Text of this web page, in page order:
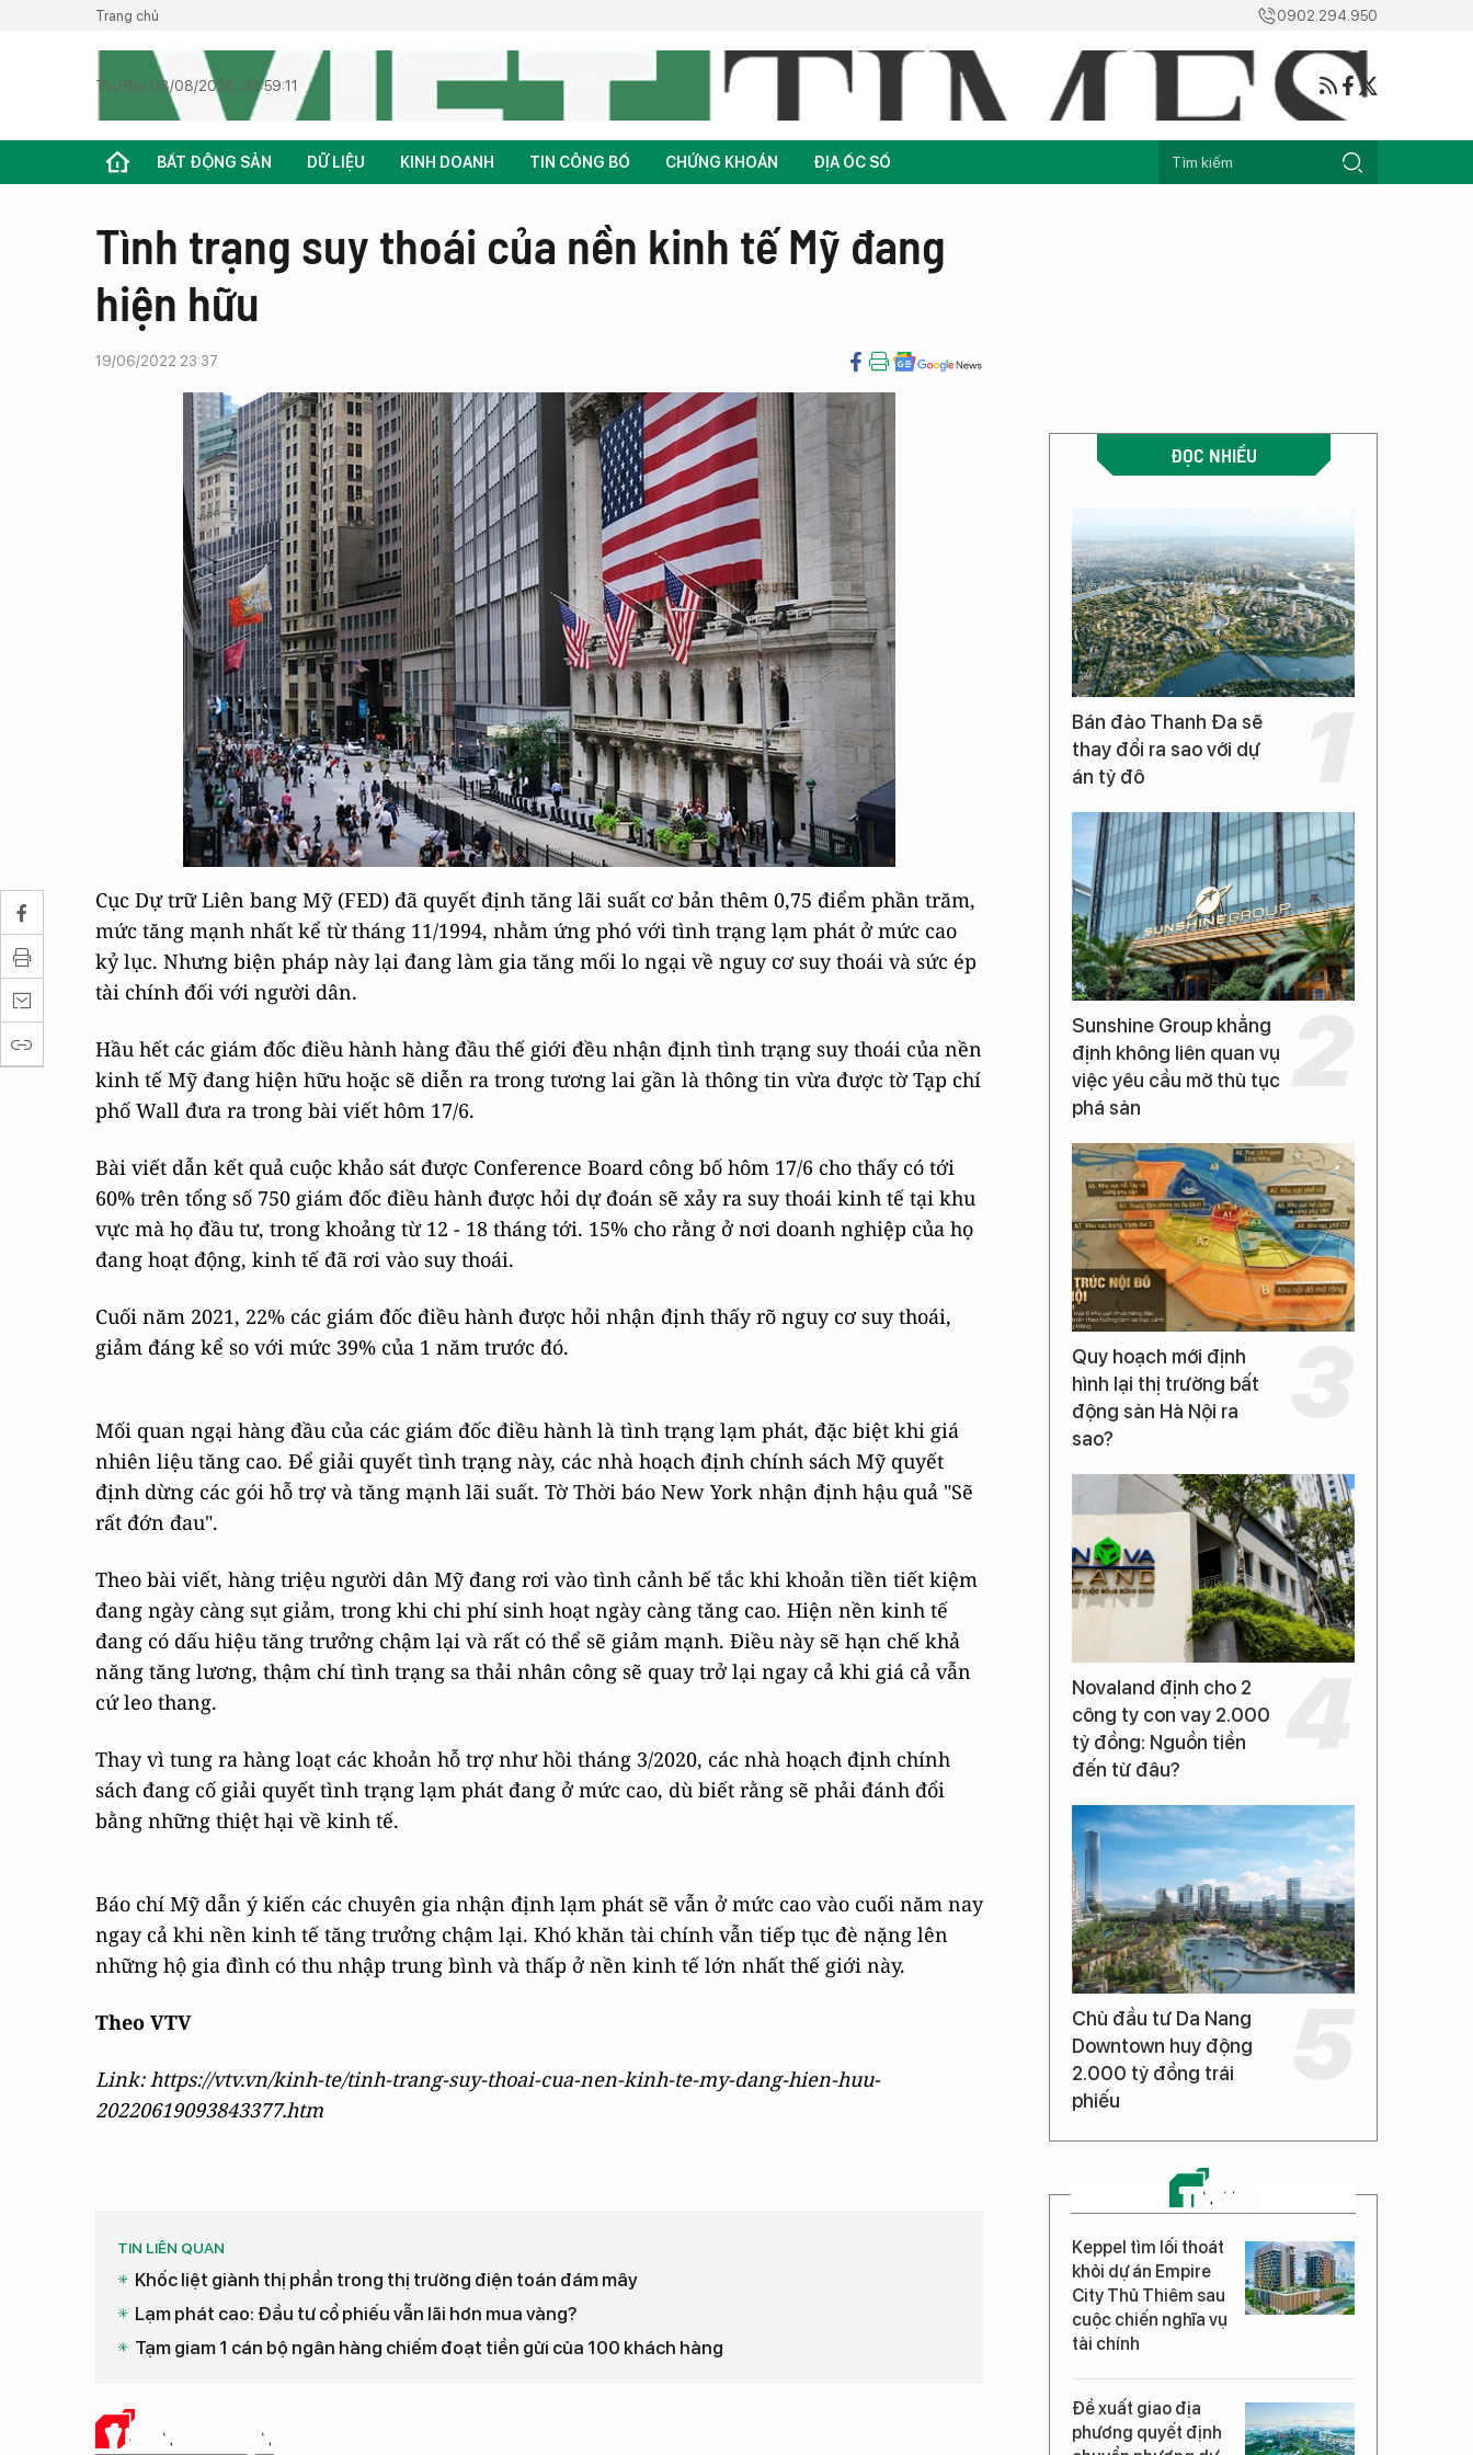
Trang chủ 0902.294.950
Thứ Bảy, 08/08/2026, 00:59:11
BẤT ĐỘNG SẢN DỮ LIỆU KINH DOANH TIN CÔNG BỐ CHỨNG KHOÁN ĐỊA ỐC SỐ
Tình trạng suy thoái của nền kinh tế Mỹ đang
hiện hữu
19/06/2022 23:37
Cục Dự trữ Liên bang Mỹ (FED) đã quyết định tăng lãi suất cơ bản thêm 0,75 điểm phần trăm,
mức tăng mạnh nhất kể từ tháng 11/1994, nhằm ứng phó với tình trạng lạm phát ở mức cao
kỷ lục. Nhưng biện pháp này lại đang làm gia tăng mối lo ngại về nguy cơ suy thoái và sức ép
tài chính đối với người dân.
Hầu hết các giám đốc điều hành hàng đầu thế giới đều nhận định tình trạng suy thoái của nền
kinh tế Mỹ đang hiện hữu hoặc sẽ diễn ra trong tương lai gần là thông tin vừa được tờ Tạp chí
phố Wall đưa ra trong bài viết hôm 17/6.
Bài viết dẫn kết quả cuộc khảo sát được Conference Board công bố hôm 17/6 cho thấy có tới
60% trên tổng số 750 giám đốc điều hành được hỏi dự đoán sẽ xảy ra suy thoái kinh tế tại khu
vực mà họ đầu tư, trong khoảng từ 12 - 18 tháng tới. 15% cho rằng ở nơi doanh nghiệp của họ
đang hoạt động, kinh tế đã rơi vào suy thoái.
Cuối năm 2021, 22% các giám đốc điều hành được hỏi nhận định thấy rõ nguy cơ suy thoái,
giảm đáng kể so với mức 39% của 1 năm trước đó.
Mối quan ngại hàng đầu của các giám đốc điều hành là tình trạng lạm phát, đặc biệt khi giá
nhiên liệu tăng cao. Để giải quyết tình trạng này, các nhà hoạch định chính sách Mỹ quyết
định dừng các gói hỗ trợ và tăng mạnh lãi suất. Tờ Thời báo New York nhận định hậu quả "Sẽ
rất đớn đau".
Theo bài viết, hàng triệu người dân Mỹ đang rơi vào tình cảnh bế tắc khi khoản tiền tiết kiệm
đang ngày càng sụt giảm, trong khi chi phí sinh hoạt ngày càng tăng cao. Hiện nền kinh tế
đang có dấu hiệu tăng trưởng chậm lại và rất có thể sẽ giảm mạnh. Điều này sẽ hạn chế khả
năng tăng lương, thậm chí tình trạng sa thải nhân công sẽ quay trở lại ngay cả khi giá cả vẫn
cứ leo thang.
Thay vì tung ra hàng loạt các khoản hỗ trợ như hồi tháng 3/2020, các nhà hoạch định chính
sách đang cố giải quyết tình trạng lạm phát đang ở mức cao, dù biết rằng sẽ phải đánh đổi
bằng những thiệt hại về kinh tế.
Báo chí Mỹ dẫn ý kiến các chuyên gia nhận định lạm phát sẽ vẫn ở mức cao vào cuối năm nay
ngay cả khi nền kinh tế tăng trưởng chậm lại. Khó khăn tài chính vẫn tiếp tục đè nặng lên
những hộ gia đình có thu nhập trung bình và thấp ở nền kinh tế lớn nhất thế giới này.
Theo VTV
Link: https://vtv.vn/kinh-te/tinh-trang-suy-thoai-cua-nen-kinh-te-my-dang-hien-huu-
20220619093843377.htm
TIN LIÊN QUAN
Khốc liệt giành thị phần trong thị trường điện toán đám mây
Lạm phát cao: Đầu tư cổ phiếu vẫn lãi hơn mua vàng?
Tạm giam 1 cán bộ ngân hàng chiếm đoạt tiền gửi của 100 khách hàng
Ý KIẾN CỦA BẠN
ĐỌC NHIỀU
Bán đảo Thanh Đa sẽ
thay đổi ra sao với dự
án tỷ đô
Sunshine Group khẳng
định không liên quan vụ
việc yêu cầu mở thủ tục
phá sản
Quy hoạch mới định
hình lại thị trường bất
động sản Hà Nội ra
sao?
Novaland định cho 2
công ty con vay 2.000
tỷ đồng: Nguồn tiền
đến từ đâu?
Chủ đầu tư Da Nang
Downtown huy động
2.000 tỷ đồng trái
phiếu
TIN MỚI
Keppel tìm lối thoát
khỏi dự án Empire
City Thủ Thiêm sau
cuộc chiến nghĩa vụ
tài chính
Đề xuất giao địa
phương quyết định